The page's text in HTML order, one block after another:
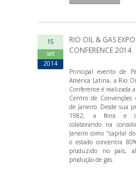
15
set
2014
RIO OIL & GAS
CONFERENCE 2014
Principal evento de
América Latina, a Rio
Conference é realizada
Centro de
de Janeiro. Desde sua
1982, a feira e
colaborando na
Janeiro como "capital
o estado concentra
produzido no país,
produção de gás.